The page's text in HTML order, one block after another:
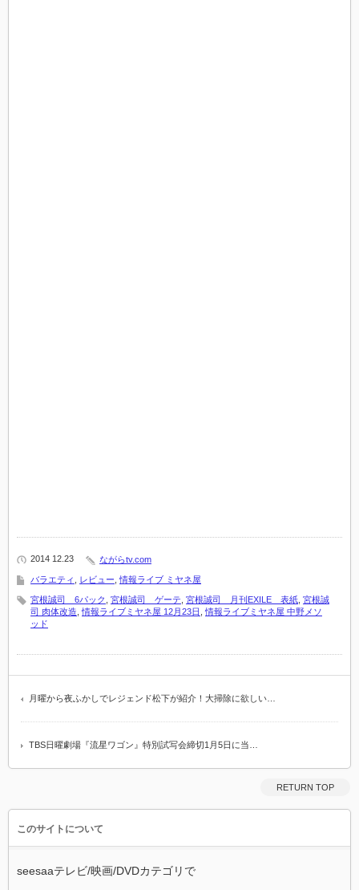
2014 12.23 ながらtv.com
バラエティ レビュー ,情報ライブ ミヤネ屋
宮根誠司 6パック 宮根誠司 ゲーテ 宮根誠司 月刊EXILE 表紙 宮根誠
司 肉体改造 ,情報ライブミヤネ屋 12月23日 ,情報ライブミヤネ屋 中野メソ
ッド
月曜から夜ふかしでレジェンド松下が紹介！大掃除に欲しい…
TBS日曜劇場『流星ワゴン』特別試写会締切1月5日に当…
RETURN TOP
このサイトについて
seesaaテレビ/映画/DVDカテゴリで